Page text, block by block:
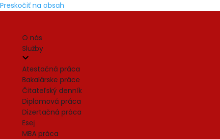
Preskočiť na obsah
O nás
Služby
Atestačná práca
Bakalárske práce
Čitateľský denník
Diplomová práca
Dizertačná práca
Esej
MBA práca